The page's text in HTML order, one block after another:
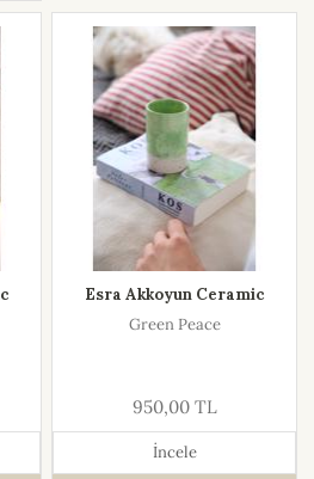
Esra Akkoyun Ceramic
Green Peace
950,00 TL
İncele